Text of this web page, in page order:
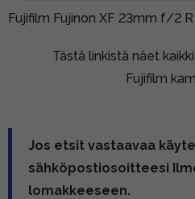
Fujifilm Fujinon XF 23mm f/2
Tästä linkistä näet
Fujifilm
Jos etsit vastaavaa
sähköpostiosoitteesi
lomakkeeseen.